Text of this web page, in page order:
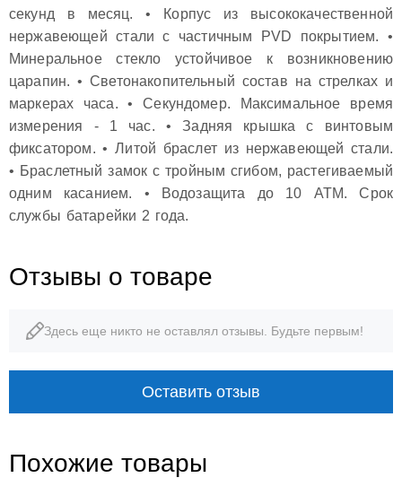
секунд в месяц. • Корпус из высококачественной
нержавеющей стали с частичным PVD покрытием. •
Минеральное стекло устойчивое к возникновению
царапин. • Светонакопительный состав на стрелках и
маркерах часа. • Секундомер. Максимальное время
измерения - 1 час. • Задняя крышка с винтовым
фиксатором. • Литой браслет из нержавеющей стали.
• Браслетный замок с тройным сгибом, растегиваемый
одним касанием. • Водозащита до 10 АТМ. Срок
службы батарейки 2 года.
Отзывы о товаре
Здесь еще никто не оставлял отзывы. Будьте первым!
Оставить отзыв
Похожие товары